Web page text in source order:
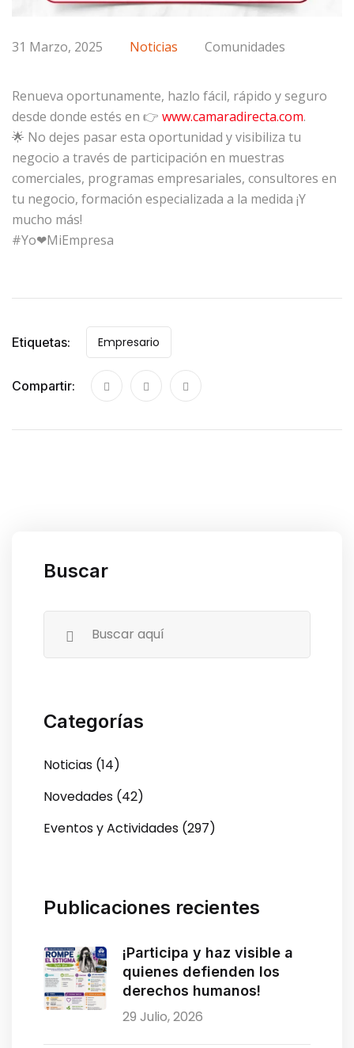
31 Marzo, 2025 Noticias Comunidades
Renueva oportunamente, hazlo fácil, rápido y seguro
desde donde estés en 👉 www.camaradirecta.com.
🌟 No dejes pasar esta oportunidad y visibiliza tu
negocio a través de participación en muestras
comerciales, programas empresariales, consultores en
tu negocio, formación especializada a la medida ¡Y
mucho más!
#Yo❤MiEmpresa
Etiquetas: Empresario
Compartir:
Buscar
Categorías
Noticias (14)
Novedades (42)
Eventos y Actividades (297)
Publicaciones recientes
¡Participa y haz visible a
quienes defienden los
derechos humanos!
29 Julio, 2026